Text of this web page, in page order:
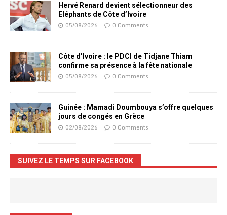
Hervé Renard devient sélectionneur des
Eléphants de Côte d’Ivoire
05/08/2026 0 Comments
Côte d’Ivoire : le PDCI de Tidjane Thiam
confirme sa présence à la fête nationale
05/08/2026 0 Comments
Guinée : Mamadi Doumbouya s’offre quelques
jours de congés en Grèce
02/08/2026 0 Comments
SUIVEZ LE TEMPS SUR FACEBOOK